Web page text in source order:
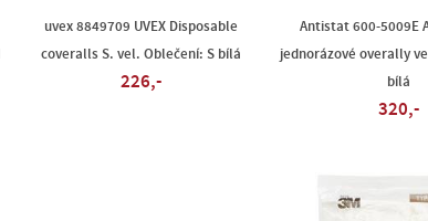
uvex 8849709 UVEX Disposable
coveralls S. vel. Oblečení: S bílá
226,-
Antistat 600-5009E
jednorázové overally
bílá
320,-